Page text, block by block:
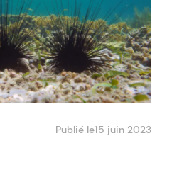
Publié le15 juin 2023